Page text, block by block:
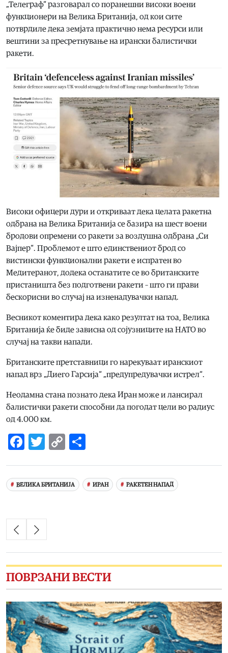
„Телеграф“ разговарал со поранешни високи воени
функционери на Велика Британија, од кои сите
потврдиле дека земјата практично нема ресурси или
вештини за пресретнување на ирански балистички
ракети.
Високи офицери дури и откриваат дека целата ракетна
одбрана на Велика Британија се базира на шест воени
бродови опремени со ракети за воздушна одбрана „Си
Вајпер“. Проблемот е што единствениот брод со
вистински функционални ракети е испратен во
Медитеранот, додека останатите се во британските
пристаништа без подготвени ракети – што ги прави
бескорисни во случај на изненадувачки напад.
Весникот коментира дека како резултат на тоа, Велика
Британија ќе биде зависна од сојузниците на НАТО во
случај на такви напади.
Британските претставници го нарекуваат иранскиот
напад врз „Диего Гарсија“ „предупредувачки истрел“.
Неодамна стана познато дека Иран може и лансирал
балистички ракети способни да погодат цели во радиус
од 4.000 км.
Facebook
Twitter
Copy
ВЕЛИКА БРИТАНИЈА ИРАН РАКЕТЕН НАПАД
ПОВРЗАНИ ВЕСТИ